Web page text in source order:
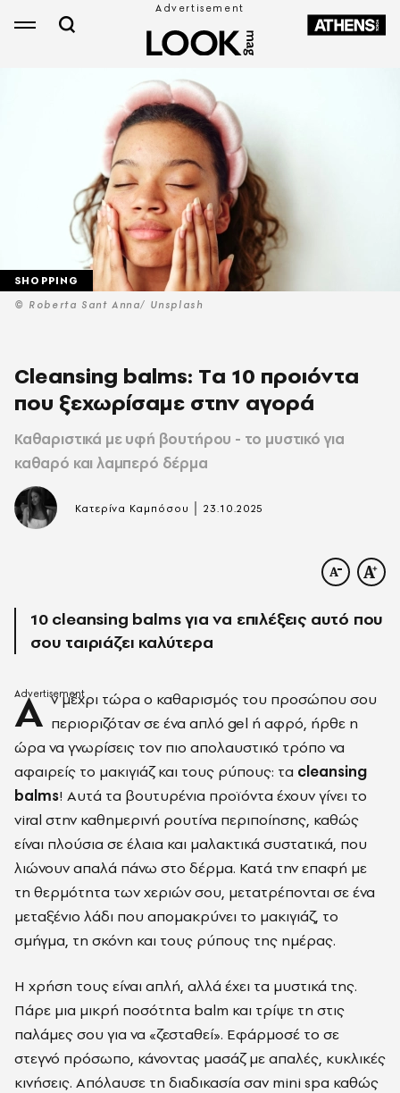
© Roberta Sant Anna/ Unsplash
SHOPPING
Cleansing balms: Tα 10 προιόντα
που ξεχωρίσαμε στην αγορά
Καθαριστικά με υφή βουτήρου - το μυστικό για
καθαρό και λαμπερό δέρμα
Κατερίνα Καμπόσου |23.10.2025
10 cleansing balms για να επιλέξεις αυτό που
σου ταιριάζει καλύτερα
Α ν μέχρι τώρα ο καθαρισμός του προσώπου σου
περιοριζόταν σε ένα απλό gel ή αφρό, ήρθε η
ώρα να γνωρίσεις τον πιο απολαυστικό τρόπο να
αφαιρείς το μακιγιάζ και τους ρύπους: τα cleansing
balms! Αυτά τα βουτυρένια προϊόντα έχουν γίνει το
viral στην καθημερινή ρουτίνα περιποίησης, καθώς
είναι πλούσια σε έλαια και μαλακτικά συστατικά, που
λιώνουν απαλά πάνω στο δέρμα. Κατά την επαφή με
τη θερμότητα των χεριών σου, μετατρέπονται σε ένα
μεταξένιο λάδι που απομακρύνει το μακιγιάζ, το
σμήγμα, τη σκόνη και τους ρύπους της ημέρας.
Η χρήση τους είναι απλή, αλλά έχει τα μυστικά της.
Πάρε μια μικρή ποσότητα balm και τρίψε τη στις
παλάμες σου για να «ζεσταθεί». Εφάρμοσέ το σε
στεγνό πρόσωπο, κάνοντας μασάζ με απαλές, κυκλικές
κινήσεις. Απόλαυσε τη διαδικασία σαν mini spa καθώς